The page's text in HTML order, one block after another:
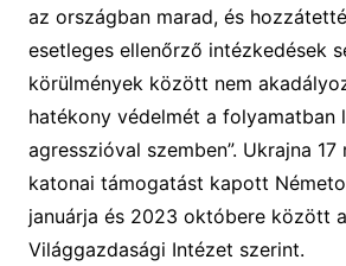
az országban marad, és
esetleges ellenőrző intézkedések
körülmények között nem
hatékony védelmét a folyamatban
agresszióval szemben”. Ukrajna
katonai támogatást kapott
januárja és 2023 októbere között
Világgazdasági Intézet szerint.